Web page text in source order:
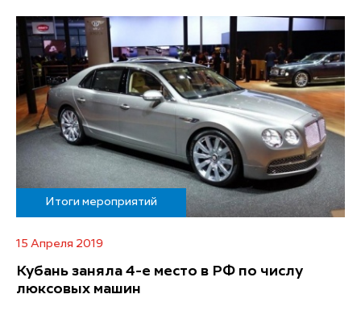
Итоги мероприятий
15 Апреля 2019
Кубань заняла 4-е место в РФ по числу
люксовых машин